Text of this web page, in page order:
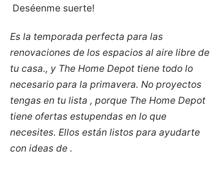
Deséenme suerte!
Es la temporada perfecta para las
renovaciones de los espacios al aire libre de
tu casa., y The Home Depot tiene todo lo
necesario para la primavera. No proyectos
tengas en tu lista , porque The Home Depot
tiene ofertas estupendas en lo que
necesites. Ellos están listos para ayudarte
con ideas de .